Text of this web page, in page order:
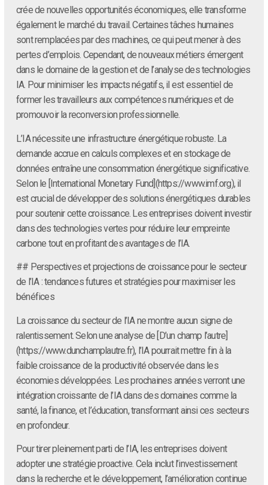
crée de nouvelles opportunités économiques, elle transforme
également le marché du travail. Certaines tâches humaines
sont remplacées par des machines, ce qui peut mener à des
pertes d’emplois. Cependant, de nouveaux métiers émergent
dans le domaine de la gestion et de l’analyse des technologies
IA. Pour minimiser les impacts négatifs, il est essentiel de
former les travailleurs aux compétences numériques et de
promouvoir la reconversion professionnelle.
L’IA nécessite une infrastructure énergétique robuste. La
demande accrue en calculs complexes et en stockage de
données entraîne une consommation énergétique significative.
Selon le [International Monetary Fund](https://www.imf.org), il
est crucial de développer des solutions énergétiques durables
pour soutenir cette croissance. Les entreprises doivent investir
dans des technologies vertes pour réduire leur empreinte
carbone tout en profitant des avantages de l’IA.
## Perspectives et projections de croissance pour le secteur
de l’IA : tendances futures et stratégies pour maximiser les
bénéfices
La croissance du secteur de l’IA ne montre aucun signe de
ralentissement. Selon une analyse de [D’un champ l’autre]
(https://www.dunchamplautre.fr), l’IA pourrait mettre fin à la
faible croissance de la productivité observée dans les
économies développées. Les prochaines années verront une
intégration croissante de l’IA dans des domaines comme la
santé, la finance, et l’éducation, transformant ainsi ces secteurs
en profondeur.
Pour tirer pleinement parti de l’IA, les entreprises doivent
adopter une stratégie proactive. Cela inclut l’investissement
dans la recherche et le développement, l’amélioration continue